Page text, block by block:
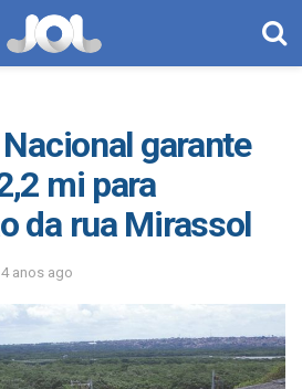
garante
mi para
da rua Mirassol
4 anos ago